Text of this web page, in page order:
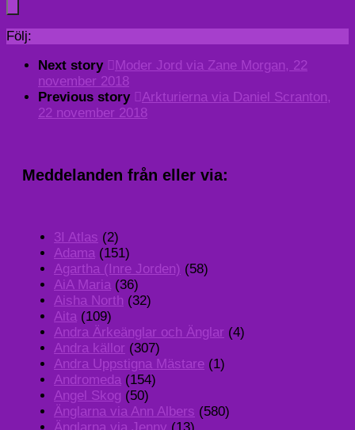
Följ:
Next story
Moder Jord via Zane Morgan, 22
november 2018
Previous story
Arkturierna via Daniel Scranton,
22 november 2018
Meddelanden från eller via:
3I Atlas (2)
Adama (151)
Agartha (Inre Jorden) (58)
AiA Maria (36)
Aisha North (32)
Aita (109)
Andra Ärkeänglar och Änglar (4)
Andra källor (307)
Andra Uppstigna Mästare (1)
Andromeda (154)
Angel Skog (50)
Änglarna via Ann Albers (580)